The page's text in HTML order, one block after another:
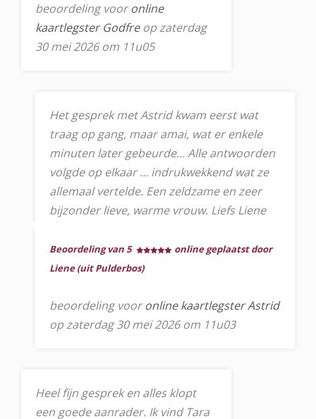
beoordeling vooronline
kaartlegster Godfreop zaterdag
30 mei 2026 om 11u05
Het gesprek met Astrid kwam eerst wat
traag op gang, maar amai, wat er enkele
minuten later gebeurde… Alle antwoorden
volgde op elkaar … indrukwekkend wat ze
allemaal vertelde. Een zeldzame en zeer
bijzonder lieve, warme vrouw. Liefs Liene
Beoordeling van 5
online geplaatst door
Liene (uit Pulderbos)
beoordeling vooronline kaartlegster Astrid
op zaterdag 30 mei 2026 om 11u03
Heel fijn gesprek en alles klopt
een goede aanrader. Ik vind Tara